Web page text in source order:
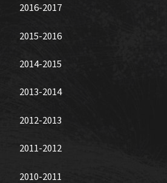
2016-2017
2015-2016
2014-2015
2013-2014
2012-2013
2011-2012
2010-2011